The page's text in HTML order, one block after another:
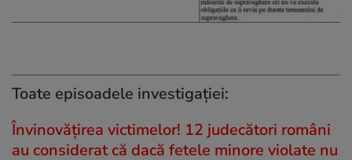
Toate episoadele investigaţiei:
Învinovățirea victimelor! 12 judecători români
au considerat că dacă fetele minore violate nu